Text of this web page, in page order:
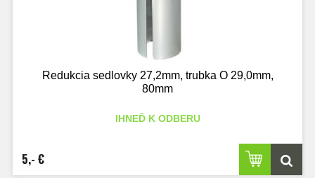
Redukcia sedlovky 27,2mm, trubka O 29,0mm,
80mm
IHNEĎ K ODBERU
5,- €